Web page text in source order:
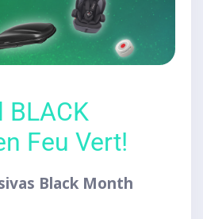
BLACK
Feu Vert!
Black Month